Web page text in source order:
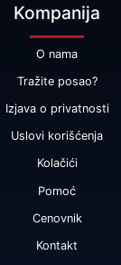
Kompanija
O nama
Tražite posao?
Izjava o privatnosti
Uslovi korišćenja
Kolačići
Pomoć
Cenovnik
Kontakt